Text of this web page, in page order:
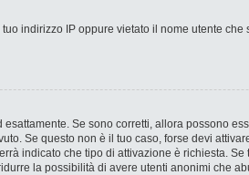
indirizzo IP oppure vietato il nome utente
Se sono corretti, allora possono
Se questo non è il tuo caso, forse devi
indicato che tipo di attivazione è richiesta.
la possibilità di avere utenti anonimi che